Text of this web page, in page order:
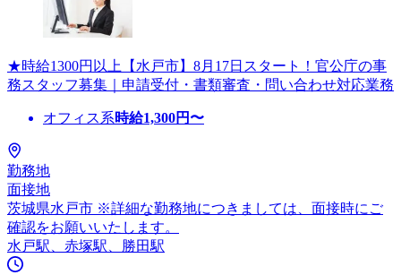
★時給1300円以上【水戸市】8月17日スタート！官公庁の事
務スタッフ募集｜申請受付・書類審査・問い合わせ対応業務
オフィス系時給1,300円〜
勤務地
面接地
茨城県水戸市 ※詳細な勤務地につきましては、面接時にご
確認をお願いいたします。
水戸駅、赤塚駅、勝田駅